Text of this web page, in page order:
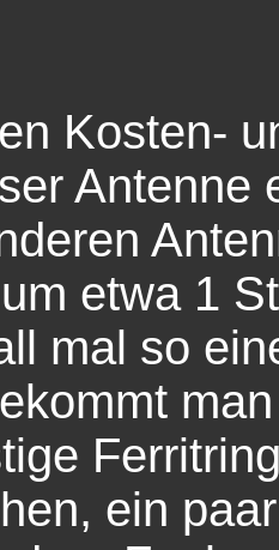
Kosten-
Antenne
etwa 1
mal so
ein